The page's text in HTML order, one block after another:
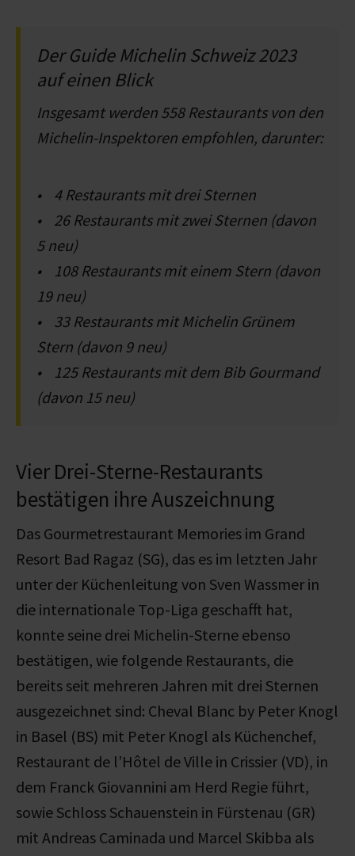
Der Guide Michelin Schweiz 2023
auf einen Blick
Insgesamt werden 558 Restaurants von den
Michelin-Inspektoren empfohlen, darunter:
• 4 Restaurants mit drei Sternen
• 26 Restaurants mit zwei Sternen (davon
5 neu)
• 108 Restaurants mit einem Stern (davon
19 neu)
• 33 Restaurants mit Michelin Grünem
Stern (davon 9 neu)
• 125 Restaurants mit dem Bib Gourmand
(davon 15 neu)
Vier Drei-Sterne-Restaurants
bestätigen ihre Auszeichnung
Das Gourmetrestaurant Memories im Grand
Resort Bad Ragaz (SG), das es im letzten Jahr
unter der Küchenleitung von Sven Wassmer in
die internationale Top-Liga geschafft hat,
konnte seine drei Michelin-Sterne ebenso
bestätigen, wie folgende Restaurants, die
bereits seit mehreren Jahren mit drei Sternen
ausgezeichnet sind: Cheval Blanc by Peter Knogl
in Basel (BS) mit Peter Knogl als Küchenchef,
Restaurant de l’Hôtel de Ville in Crissier (VD), in
dem Franck Giovannini am Herd Regie führt,
sowie Schloss Schauenstein in Fürstenau (GR)
mit Andreas Caminada und Marcel Skibba als